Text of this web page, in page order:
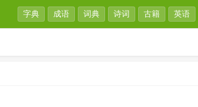
字典 成语 词典 诗词 古籍 英语